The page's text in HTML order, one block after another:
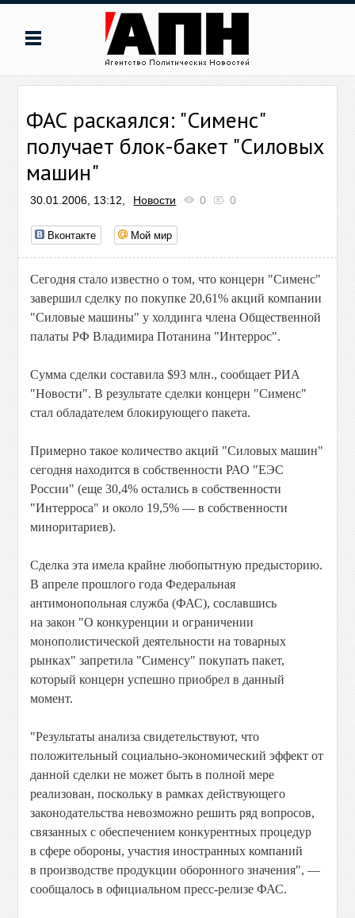
ФАС раскаялся: "Сименс"
получает блок-бакет "Силовых
машин"
30.01.2006, 13:12, Новости 0 0
Вконтакте Мой мир
Сегодня стало известно о том, что концерн "Сименс"
завершил сделку по покупке 20,61% акций компании
"Силовые машины" у холдинга члена Общественной
палаты РФ Владимира Потанина "Интеррос".
Сумма сделки составила $93 млн., сообщает РИА
"Новости". В результате сделки концерн "Сименс"
стал обладателем блокирующего пакета.
Примерно такое количество акций "Силовых машин"
сегодня находится в собственности РАО "ЕЭС
России" (еще 30,4% остались в собственности
"Интерроса" и около 19,5% — в собственности
миноритариев).
Сделка эта имела крайне любопытную предысторию.
В апреле прошлого года Федеральная
антимонопольная служба (ФАС), сославшись
на закон "О конкуренции и ограничении
монополистической деятельности на товарных
рынках" запретила "Сименсу" покупать пакет,
который концерн успешно приобрел в данный
момент.
"Результаты анализа свидетельствуют, что
положительный социально-экономический эффект от
данной сделки не может быть в полной мере
реализован, поскольку в рамках действующего
законодательства невозможно решить ряд вопросов,
связанных с обеспечением конкурентных процедур
в сфере обороны, участия иностранных компаний
в производстве продукции оборонного значения", —
сообщалось в официальном пресс-релизе ФАС.